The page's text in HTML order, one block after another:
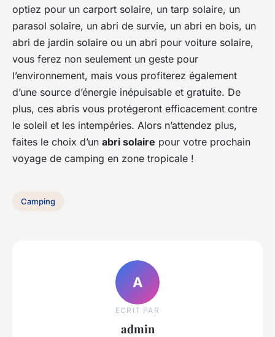
optiez pour un carport solaire, un tarp solaire, un
parasol solaire, un abri de survie, un abri en bois, un
abri de jardin solaire ou un abri pour voiture solaire,
vous ferez non seulement un geste pour
l’environnement, mais vous profiterez également
d’une source d’énergie inépuisable et gratuite. De
plus, ces abris vous protégeront efficacement contre
le soleil et les intempéries. Alors n’attendez plus,
faites le choix d’un abri solaire pour votre prochain
voyage de camping en zone tropicale !
Camping
A
ECRIT PAR
admin